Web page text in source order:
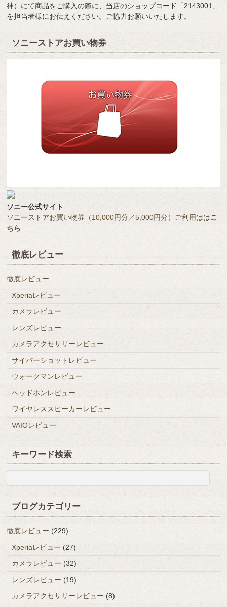
神）にて商品をご購入の際に、当店のショップコード「2143001」
を担当者様にお伝えください。ご協力お願いいたします。
ソニーストアお買い物券
ソニー公式サイト
ソニーストアお買い物券（10,000円分／5,000円分）ご利用ははこ
ちら
徹底レビュー
徹底レビュー
Xperiaレビュー
カメラレビュー
レンズレビュー
カメラアクセサリーレビュー
サイバーショットレビュー
ウォークマンレビュー
ヘッドホンレビュー
ワイヤレススピーカーレビュー
VAIOレビュー
キーワード検索
ブログカテゴリー
徹底レビュー (229)
Xperiaレビュー (27)
カメラレビュー (32)
レンズレビュー (19)
カメラアクセサリーレビュー (8)